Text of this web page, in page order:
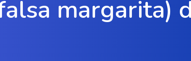
margarita)